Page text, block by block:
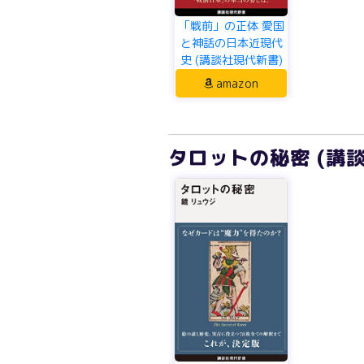
「戦前」の正体 愛国
と神話の日本近現代
史 (講談社現代新書)
amazon
タロットの秘密 (講